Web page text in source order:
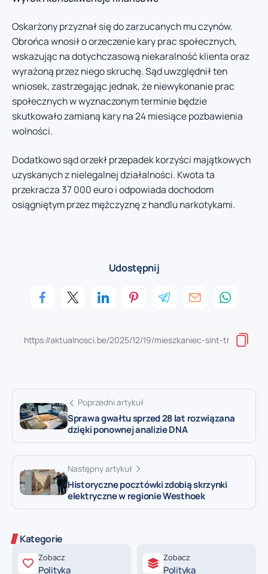
Oskarżony przyznał się do zarzucanych mu czynów.
Obrońca wnosił o orzeczenie kary prac społecznych,
wskazując na dotychczasową niekaralność klienta oraz
wyrażoną przez niego skruchę. Sąd uwzględnił ten
wniosek, zastrzegając jednak, że niewykonanie prac
społecznych w wyznaczonym terminie będzie
skutkowało zamianą kary na 24 miesiące pozbawienia
wolności.
Dodatkowo sąd orzekł przepadek korzyści majątkowych
uzyskanych z nielegalnej działalności. Kwota ta
przekracza 37 000 euro i odpowiada dochodom
osiągniętym przez mężczyznę z handlu narkotykami.
Udostępnij
Poprzedni artykuł
Sprawa gwałtu sprzed 28 lat rozwiązana
dzięki ponownej analizie DNA
Następny artykuł
Historyczne pocztówki zdobią skrzynki
elektryczne w regionie Westhoek
Kategorie
Zobacz
Polityka
Zobacz
Polityka